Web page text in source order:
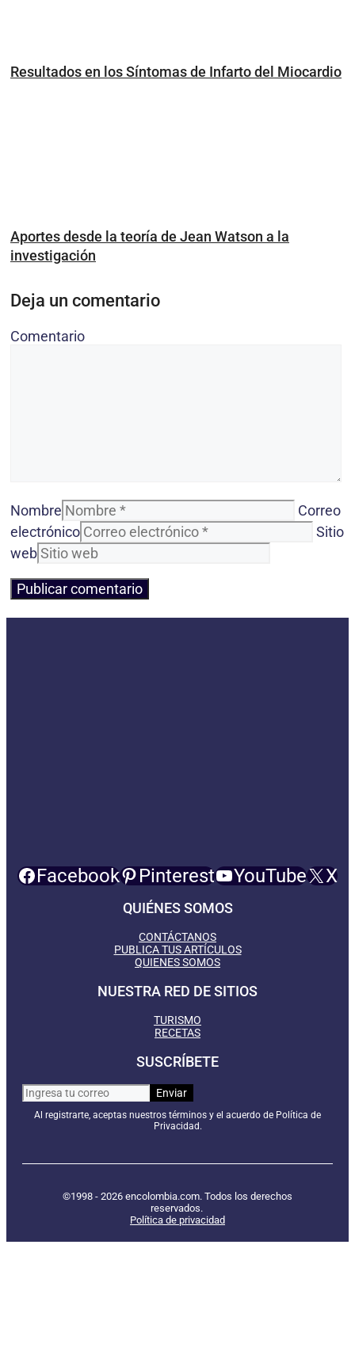
Resultados en los Síntomas de Infarto del Miocardio
Aportes desde la teoría de Jean Watson a la
investigación
Deja un comentario
Comentario
Nombre
Correo
electrónico
Sitio
web
Facebook Pinterest YouTube X
QUIÉNES SOMOS
CONTÁCTANOS
PUBLICA TUS ARTÍCULOS
QUIENES SOMOS
NUESTRA RED DE SITIOS
TURISMO
RECETAS
SUSCRÍBETE
Al registrarte, aceptas nuestros términos y el acuerdo de Política de
Privacidad.
©1998 - 2026 encolombia.com. Todos los derechos
reservados.
Política de privacidad